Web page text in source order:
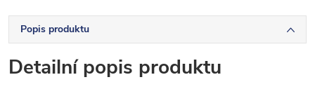
Popis produktu
Detailní popis produktu